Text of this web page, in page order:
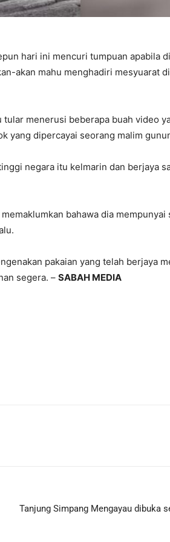
hari ini mencuri tumpuan apabila
akan mahu menghadiri mesyuarat
menerusi beberapa buah video
yang dipercayai seorang malim
negara itu kelmarin dan berjaya
bahawa dia mempunyai
pakaian yang telah berjaya
segera. – SABAH MEDIA
Tanjung Simpang Mengayau dibuka